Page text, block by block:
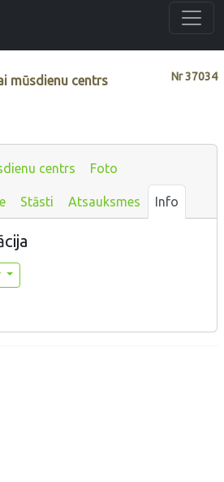
Nr37034
mūsdienu centrs
centrs Foto
Stāsti Atsauksmes Info